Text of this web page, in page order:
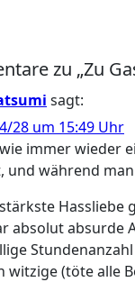
zu „Zu
sagt:
28 um 15:49 Uhr
immer wieder
und während
Hassliebe
absolut absurde
witzige (töte alle